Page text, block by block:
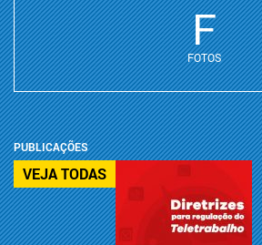
F
FOTOS
PUBLICAÇÕES
VEJA TODAS